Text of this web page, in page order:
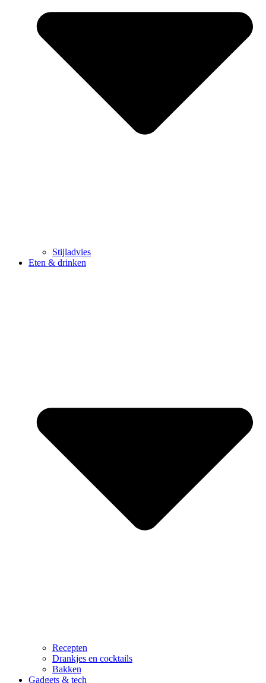
Stijladvies
Eten & drinken
Recepten
Drankjes en cocktails
Bakken
Gadgets & tech